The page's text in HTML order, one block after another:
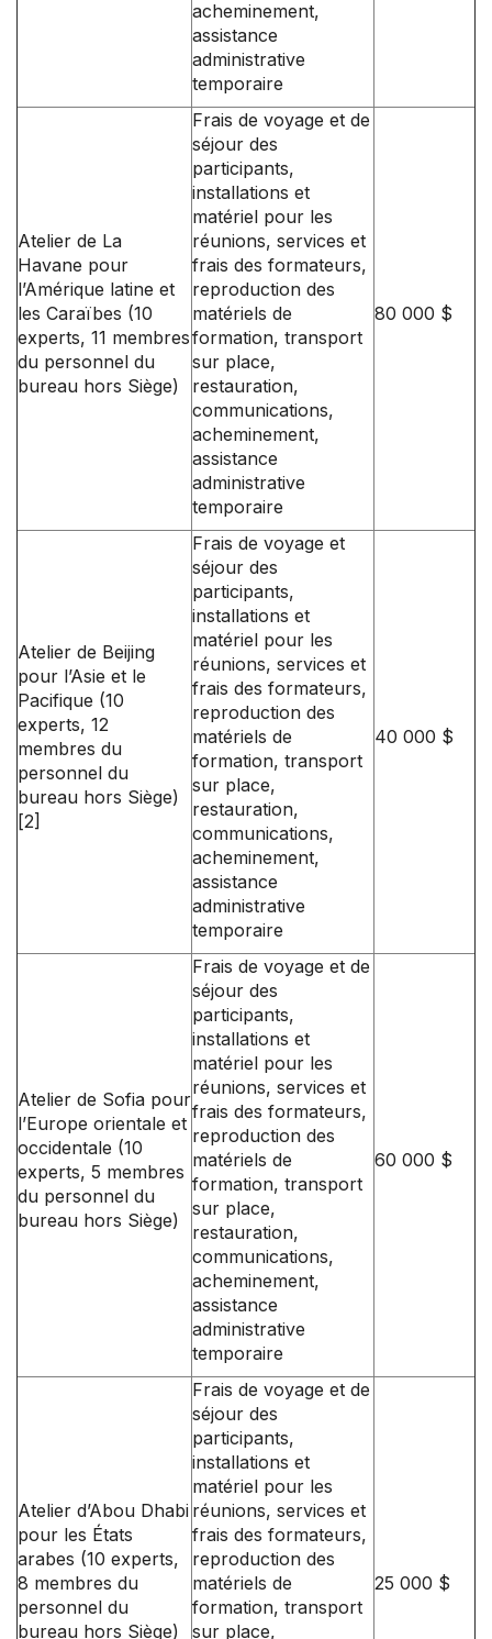
acheminement,
assistance
administrative
temporaire
Atelier de La
Havane pour
l’Amérique latine et
les Caraïbes (10
experts, 11 membres
du personnel du
bureau hors Siège)
Frais de voyage et de
séjour des
participants,
installations et
matériel pour les
réunions, services et
frais des formateurs,
reproduction des
matériels de
formation, transport
sur place,
restauration,
communications,
acheminement,
assistance
administrative
temporaire
80 000 $
Atelier de Beijing
pour l’Asie et le
Pacifique (10
experts, 12
membres du
personnel du
bureau hors Siège)
[2]
Frais de voyage et
séjour des
participants,
installations et
matériel pour les
réunions, services et
frais des formateurs,
reproduction des
matériels de
formation, transport
sur place,
restauration,
communications,
acheminement,
assistance
administrative
temporaire
40 000 $
Atelier de Sofia pour
l’Europe orientale et
occidentale (10
experts, 5 membres
du personnel du
bureau hors Siège)
Frais de voyage et de
séjour des
participants,
installations et
matériel pour les
réunions, services et
frais des formateurs,
reproduction des
matériels de
formation, transport
sur place,
restauration,
communications,
acheminement,
assistance
administrative
temporaire
60 000 $
Atelier d’Abou Dhabi
pour les États
arabes (10 experts,
8 membres du
personnel du
bureau hors Siège)
Frais de voyage et de
séjour des
participants,
installations et
matériel pour les
réunions, services et
frais des formateurs,
reproduction des
matériels de
formation, transport
sur place,
25 000 $